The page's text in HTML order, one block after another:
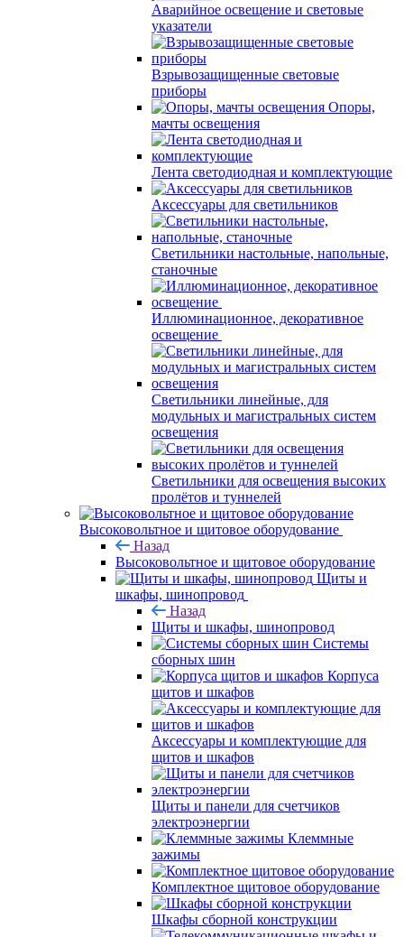
Аварийное освещение и световые
указатели
Взрывозащищенные световые
приборы
Опоры,
мачты освещения
Лента светодиодная и комплектующие
Аксессуары для светильников
Светильники настольные, напольные,
станочные
Иллюминационное, декоративное
освещение
Светильники линейные, для
модульных и магистральных систем
освещения
Светильники для освещения высоких
пролётов и туннелей
Высоковольтное и щитовое оборудование
Назад
Высоковольтное и щитовое оборудование
Щиты и
шкафы, шинопровод
Назад
Щиты и шкафы, шинопровод
Системы
сборных шин
Корпуса
щитов и шкафов
Аксессуары и комплектующие для
щитов и шкафов
Щиты и панели для счетчиков
электроэнергии
Клеммные
зажимы
Комплектное щитовое оборудование
Шкафы сборной конструкции